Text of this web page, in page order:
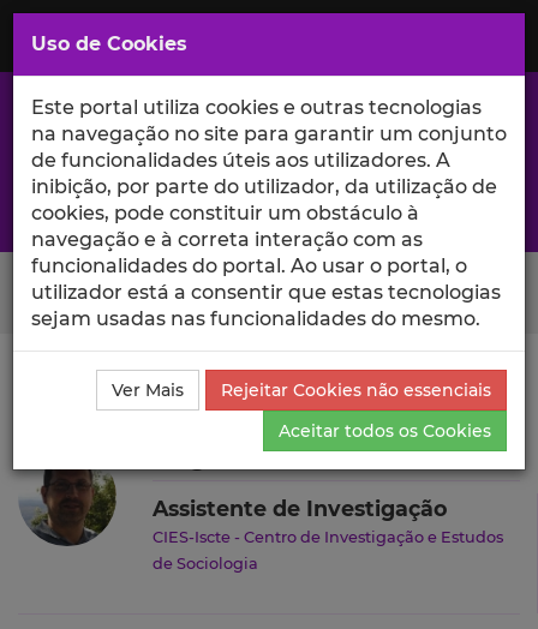
Saltar
para
Conteúdo
Principal
A excelência da investigação e ciência no Iscte
Search Button
Ciência_Iscte Autores
Jorge Alexandre Santos
Produções Científicas e Citações
Jorge Alexandre Santos
Assistente de Investigação
CIES-Iscte - Centro de Investigação e Estudos
de Sociologia
Uso de Cookies
Este portal utiliza cookies e outras tecnologias
na navegação no site para garantir um conjunto
de funcionalidades úteis aos utilizadores. A
inibição, por parte do utilizador, da utilização de
cookies, pode constituir um obstáculo à
navegação e à correta interação com as
funcionalidades do portal. Ao usar o portal, o
utilizador está a consentir que estas tecnologias
sejam usadas nas funcionalidades do mesmo.
Ver Mais
Rejeitar Cookies não essenciais
Aceitar todos os Cookies